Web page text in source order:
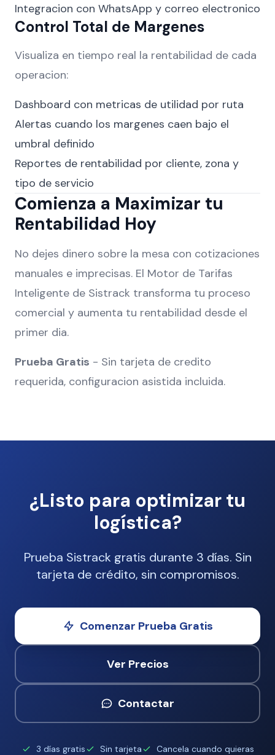
Integracion con WhatsApp y correo electronico
Control Total de Margenes
Visualiza en tiempo real la rentabilidad de cada
operacion:
Dashboard con metricas de utilidad por ruta
Alertas cuando los margenes caen bajo el
umbral definido
Reportes de rentabilidad por cliente, zona y
tipo de servicio
Comienza a Maximizar tu
Rentabilidad Hoy
No dejes dinero sobre la mesa con cotizaciones
manuales e imprecisas. El Motor de Tarifas
Inteligente de Sistrack transforma tu proceso
comercial y aumenta tu rentabilidad desde el
primer dia.
Prueba Gratis - Sin tarjeta de credito
requerida, configuracion asistida incluida.
¿Listo para optimizar tu
logística?
Prueba Sistrack gratis durante 3 días. Sin
tarjeta de crédito, sin compromisos.
Comenzar Prueba Gratis
Ver Precios
Contactar
3 días gratis Sin tarjeta Cancela cuando quieras